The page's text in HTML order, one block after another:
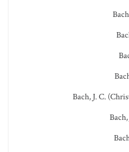
Bach, J. C.